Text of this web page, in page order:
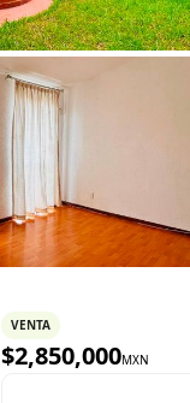
VENTA
$2,850,000MXN